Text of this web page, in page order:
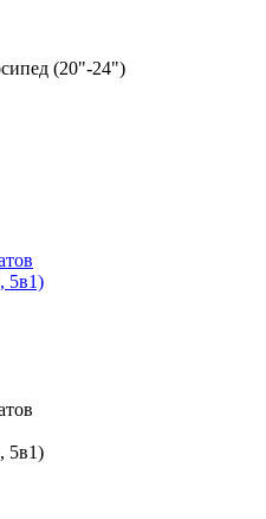
(20"-24")
5в1)
5в1)